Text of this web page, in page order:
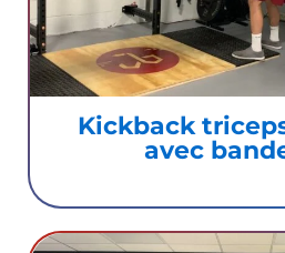
Kickback
avec